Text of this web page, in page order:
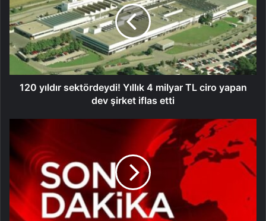
120 yıldır sektördeydi! Yıllık 4 milyar TL ciro yapan
dev şirket iflas etti